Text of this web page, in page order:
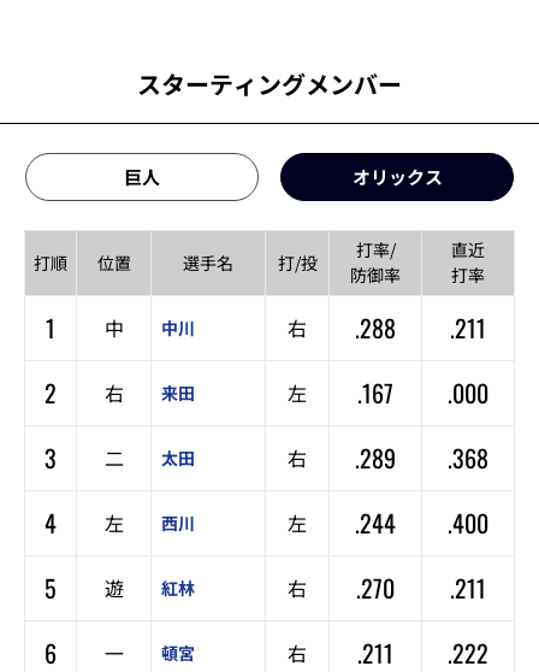
スターティングメンバー
巨人 オリックス
打順 位置 選手名 打/投
打率/
防御率
直近
打率
1 中 中川 右 .288
.211
2
右 来田 左 .167
.000
3
二 太田 右 .289
.368
4
左 西川 左 .244
.400
5
遊 紅林 右 .270
.211
6
一 頓宮 右 .211
.222